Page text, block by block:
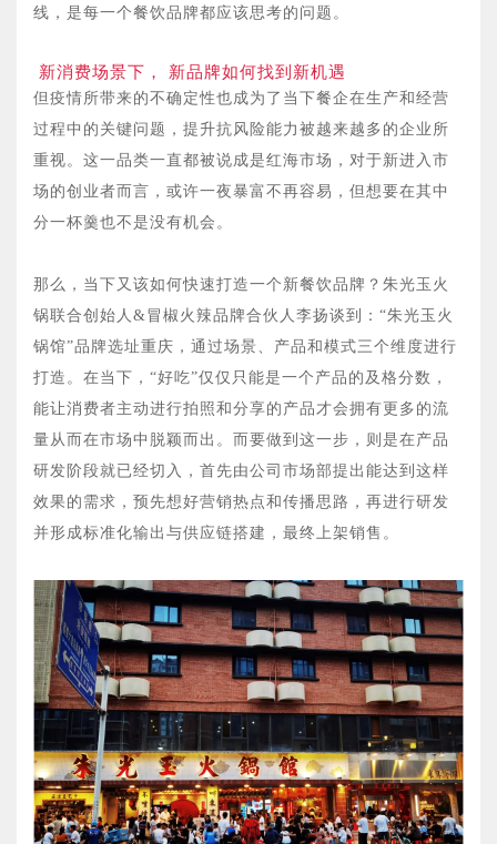
线，是每一个餐饮品牌都应该思考的问题。
新消费场景下， 新品牌如何找到新机遇
但疫情所带来的不确定性也成为了当下餐企在生产和经营
过程中的关键问题，提升抗风险能力被越来越多的企业所
重视。这一品类一直都被说成是红海市场，对于新进入市
场的创业者而言，或许一夜暴富不再容易，但想要在其中
分一杯羹也不是没有机会。
那么，当下又该如何快速打造一个新餐饮品牌？朱光玉火
锅联合创始人&冒椒火辣品牌合伙人李扬谈到：“朱光玉火
锅馆”品牌选址重庆，通过场景、产品和模式三个维度进行
打造。在当下，“好吃”仅仅只能是一个产品的及格分数，
能让消费者主动进行拍照和分享的产品才会拥有更多的流
量从而在市场中脱颖而出。而要做到这一步，则是在产品
研发阶段就已经切入，首先由公司市场部提出能达到这样
效果的需求，预先想好营销热点和传播思路，再进行研发
并形成标准化输出与供应链搭建，最终上架销售。